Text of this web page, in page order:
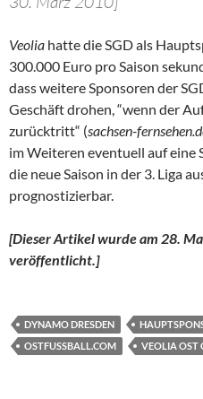
Veolia hatte die SGD als
300.000 Euro pro Saison
dass weitere Sponsoren der
Geschäft drohen, “wenn der
zurücktritt“ (sachsen-
im Weiteren eventuell auf eine
die neue Saison in der 3. Liga
prognostizierbar.
[Dieser Artikel wurde am 28.
veröffentlicht.]
DYNAMO DRESDEN
OSTFUSSBALL.COM
VEOLIA OST